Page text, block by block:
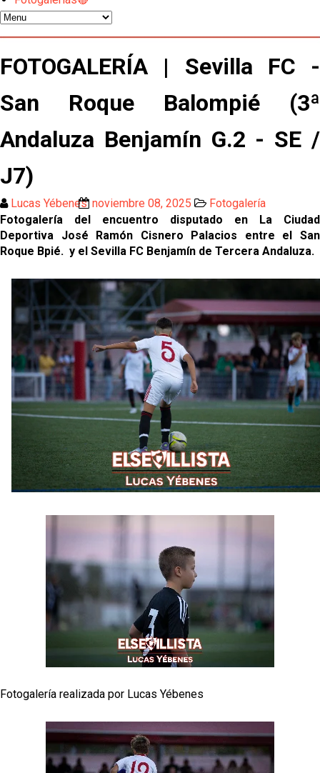
Oso es el siguiente en la lista para salir
El Sevilla FC oficializa la cesión de Rafa Mir al Aris
de Salónica
Juanlu se marcha traspasado al Bournemouth
Emery quiere pescar en el Atleti , el Villareal ya
tiene nuevo portero y el Getafe mueve ficha... Las
últimas novedades del mercado de La Liga
Vargas y Sow se incorporan al grupo en la sesión
del martes
Odysseas Vlachodimos: “El objetivo es mejorar la
temporada pasada”
El Sevilla FC empieza a inscribir a los nuevos
fichajes
Opinión | "Carta abierta a Alberto Flores" por Rafa
García
El Sevilla oficializa el traspaso de Sow
Miguel Sierra: La temporada pasada se vio
reflejado que podemos tirar para delante y
trabajamos con ilusión
Diomande ya es madridista mientras Rodri agita el
mercado
FOTOGALERÍA | Sevilla FC -
San Roque Balompié (3ª
Andaluza Benjamín G.2 - SE /
J7)
Lucas Yébenes noviembre 08, 2025
Fotogalería
Fotogalería del encuentro disputado en La Ciudad
Deportiva José Ramón Cisnero Palacios entre el San
Roque Bpié. y el Sevilla FC Benjamín de Tercera Andaluza.
Fotogalería realizada por Lucas Yébenes